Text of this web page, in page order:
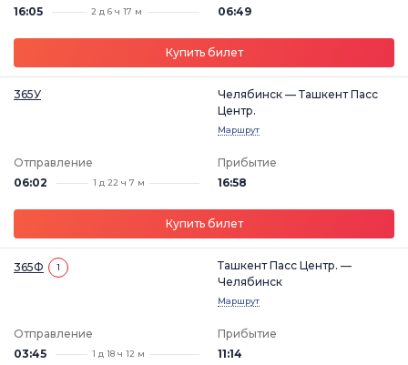
16:05
2 д 6 ч 17 м
06:49
Купить билет
365У
Челябинск — Ташкент Пасс
Центр.
Маршрут
Отправление
06:02
1 д 22 ч 7 м
Прибытие
16:58
Купить билет
365Ф 1
Ташкент Пасс Центр. —
Челябинск
Маршрут
Отправление
03:45
1 д 18 ч 12 м
Прибытие
11:14